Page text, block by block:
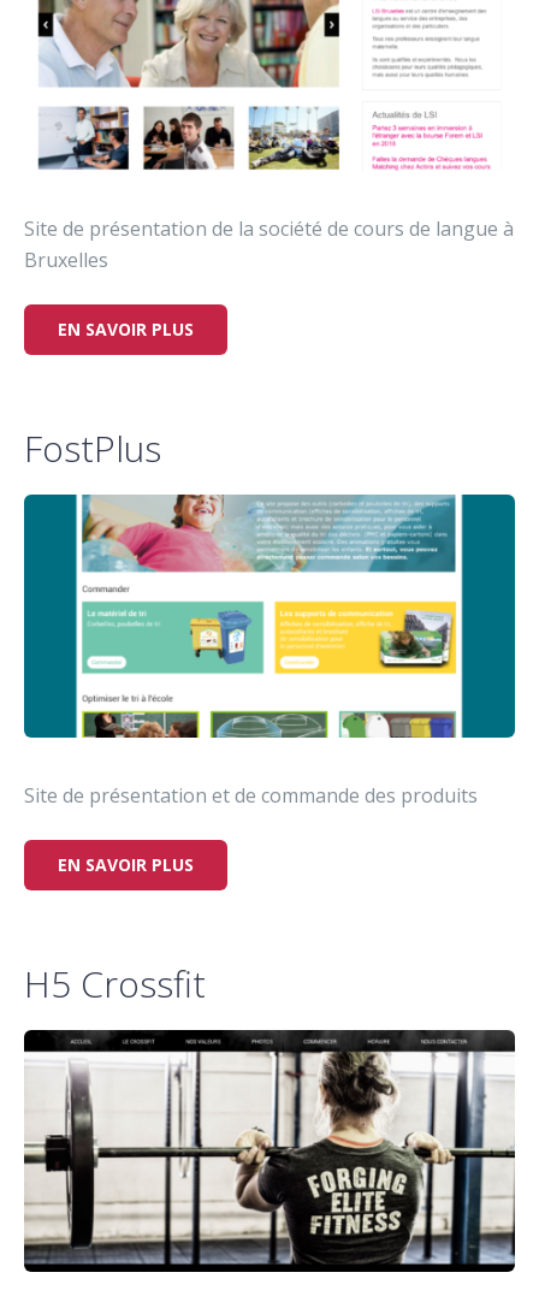
Site de présentation de la société de cours de langue à
Bruxelles
EN SAVOIR PLUS
FostPlus
Site de présentation et de commande des produits
EN SAVOIR PLUS
H5 Crossfit